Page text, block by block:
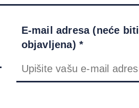
E-mail adresa (neće biti
objavljena) *